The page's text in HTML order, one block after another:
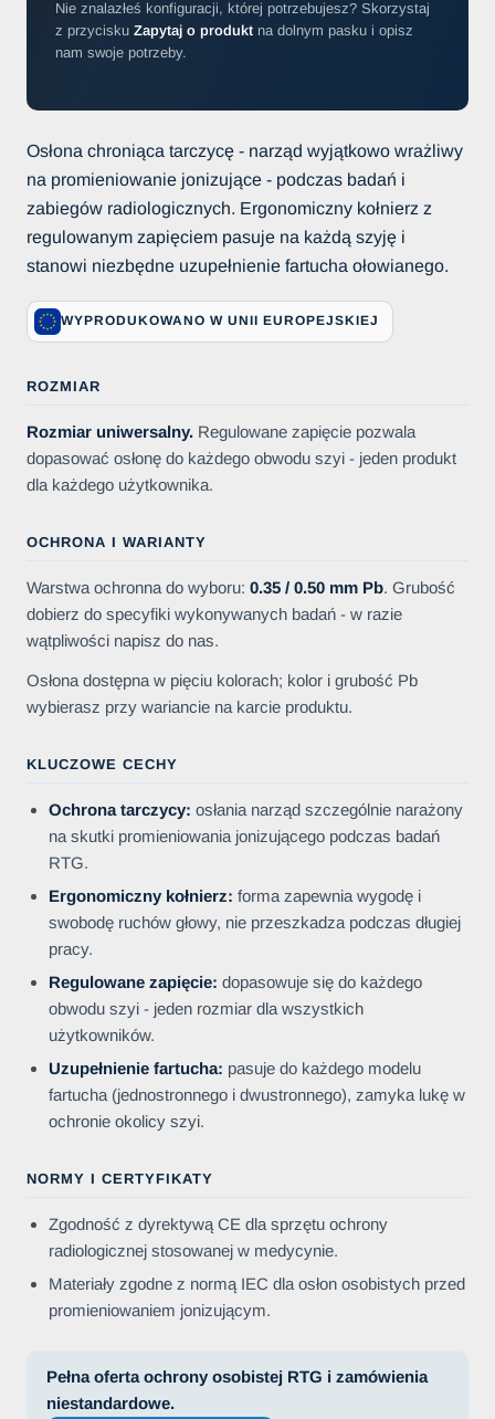
Nie znalazłeś konfiguracji, której potrzebujesz? Skorzystaj
z przycisku Zapytaj o produkt na dolnym pasku i opisz
nam swoje potrzeby.
Osłona chroniąca tarczycę - narząd wyjątkowo wrażliwy
na promieniowanie jonizujące - podczas badań i
zabiegów radiologicznych. Ergonomiczny kołnierz z
regulowanym zapięciem pasuje na każdą szyję i
stanowi niezbędne uzupełnienie fartucha ołowianego.
WYPRODUKOWANO W UNII EUROPEJSKIEJ
ROZMIAR
Rozmiar uniwersalny. Regulowane zapięcie pozwala
dopasować osłonę do każdego obwodu szyi - jeden produkt
dla każdego użytkownika.
OCHRONA I WARIANTY
Warstwa ochronna do wyboru: 0.35 / 0.50 mm Pb. Grubość
dobierz do specyfiki wykonywanych badań - w razie
wątpliwości napisz do nas.
Osłona dostępna w pięciu kolorach; kolor i grubość Pb
wybierasz przy wariancie na karcie produktu.
KLUCZOWE CECHY
Ochrona tarczycy: osłania narząd szczególnie narażony
na skutki promieniowania jonizującego podczas badań
RTG.
Ergonomiczny kołnierz: forma zapewnia wygodę i
swobodę ruchów głowy, nie przeszkadza podczas długiej
pracy.
Regulowane zapięcie: dopasowuje się do każdego
obwodu szyi - jeden rozmiar dla wszystkich
użytkowników.
Uzupełnienie fartucha: pasuje do każdego modelu
fartucha (jednostronnego i dwustronnego), zamyka lukę w
ochronie okolicy szyi.
NORMY I CERTYFIKATY
Zgodność z dyrektywą CE dla sprzętu ochrony
radiologicznej stosowanej w medycynie.
Materiały zgodne z normą IEC dla osłon osobistych przed
promieniowaniem jonizującym.
Pełna oferta ochrony osobistej RTG i zamówienia
niestandardowe.